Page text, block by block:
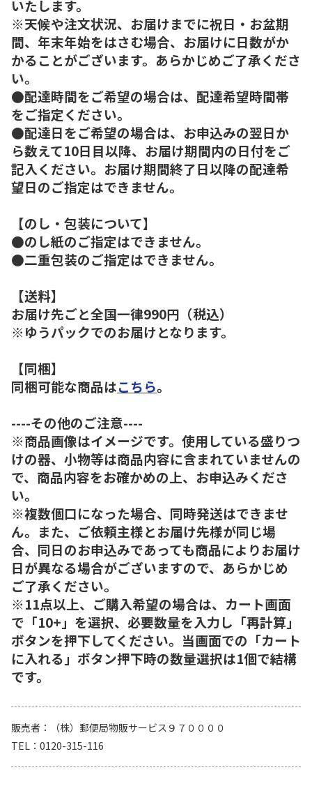
いたします。
※天候や注文状況、お届けまでに祝日・お盆期
間、年末年始をはさむ場合、お届けに日数がか
かることがございます。あらかじめご了承くださ
い。
●配達時間をご希望の場合は、配達希望時間帯
をご指定ください。
●配達日をご希望の場合は、お申込みの翌日か
ら数えて10日目以降、お届け期間内の日付をご
記入ください。お届け期間終了日以降の配達希
望日のご指定はできません。
【のし・包装について】
●のし紙のご指定はできません。
●二重包装のご指定はできません。
【送料】
お届け先ごと全国一律990円（税込）
※ゆうパックでのお届けとなります。
【同梱】
同梱可能な商品はこちら。
----その他のご注意----
※商品画像はイメージです。使用している盛りつ
けの器、小物等は商品内容に含まれていませんの
で、商品内容をお確かめの上、お申込みくださ
い。
※複数個口になった場合、同時発送はできませ
ん。また、ご依頼主様とお届け先様が同じ場
合、同日のお申込みであっても商品によりお届け
日が異なる場合がございますので、あらかじめ
ご了承ください。
※11点以上、ご購入希望の場合は、カート画面
で「10+」を選択、必要数量を入力し「再計算」
ボタンを押下してください。当画面での「カート
に入れる」ボタン押下時の数量選択は1個で結構
です。
販売者
（株）郵便局物販サービス９７００００
TEL
0120-315-116